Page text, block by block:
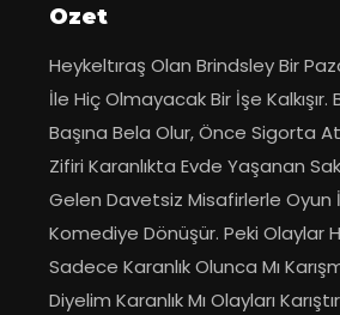
Ozet
Heykeltıraş Olan Brindsley Bir
İle Hiç Olmayacak Bir İşe
Başına Bela Olur, Önce Sigorta
Zifiri Karanlıkta Evde Yaşanan
Gelen Davetsiz Misafirlerle Oyun
Komediye Dönüşür. Peki Olaylar
Sadece Karanlık Olunca Mı
Diyelim Karanlık Mı Olayları